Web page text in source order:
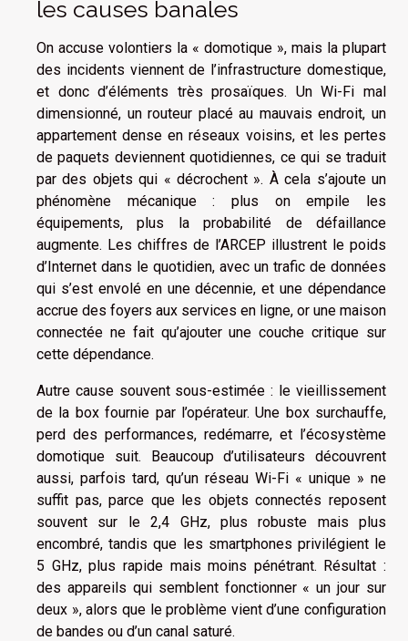
les causes banales
On accuse volontiers la « domotique », mais la plupart
des incidents viennent de l’infrastructure domestique,
et donc d’éléments très prosaïques. Un Wi-Fi mal
dimensionné, un routeur placé au mauvais endroit, un
appartement dense en réseaux voisins, et les pertes
de paquets deviennent quotidiennes, ce qui se traduit
par des objets qui « décrochent ». À cela s’ajoute un
phénomène mécanique : plus on empile les
équipements, plus la probabilité de défaillance
augmente. Les chiffres de l’ARCEP illustrent le poids
d’Internet dans le quotidien, avec un trafic de données
qui s’est envolé en une décennie, et une dépendance
accrue des foyers aux services en ligne, or une maison
connectée ne fait qu’ajouter une couche critique sur
cette dépendance.
Autre cause souvent sous-estimée : le vieillissement
de la box fournie par l’opérateur. Une box surchauffe,
perd des performances, redémarre, et l’écosystème
domotique suit. Beaucoup d’utilisateurs découvrent
aussi, parfois tard, qu’un réseau Wi-Fi « unique » ne
suffit pas, parce que les objets connectés reposent
souvent sur le 2,4 GHz, plus robuste mais plus
encombré, tandis que les smartphones privilégient le
5 GHz, plus rapide mais moins pénétrant. Résultat :
des appareils qui semblent fonctionner « un jour sur
deux », alors que le problème vient d’une configuration
de bandes ou d’un canal saturé.